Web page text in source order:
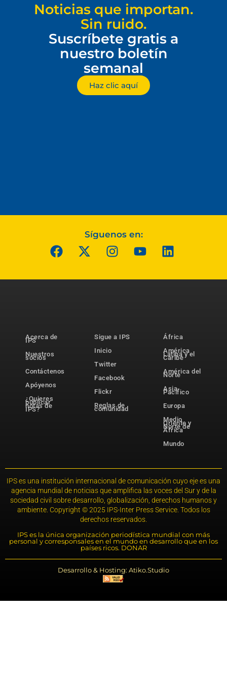
Noticias que importan.
Sin ruido.
Suscríbete gratis a
nuestro boletín
semanal
Haz clic aquí
Síguenos en:
Acerca de
IPS
Nuestros
socios
Contáctenos
Apóyenos
¿Quieres
publicar
notas de
IPS?
Sigue a IPS
Inicio
Twitter
Facebook
Flickr
Reglas de
comunidad
África
América
Latina y el
Caribe
América del
Norte
Asia-
Pacífico
Europa
Medio
Oriente y
Norte de
África
Mundo
IPS es una institución internacional de comunicación cuyo eje es una
agencia mundial de noticias que amplifica las voces del Sur y de la
sociedad civil sobre desarrollo, globalización, derechos humanos y
ambiente. Copyright © 2025 IPS-Inter Press Service. Todos los
derechos reservados.
IPS es la única organización periodística mundial con más
personal y corresponsales en el mundo en desarrollo que en los
países ricos. DONAR
Desarrollo & Hosting: Atiko.Studio